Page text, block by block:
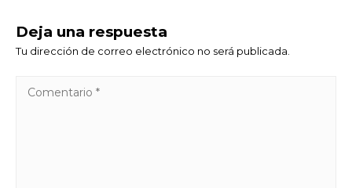
Deja una respuesta
Tu dirección de correo electrónico no será publicada.